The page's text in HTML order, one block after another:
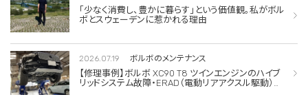
「少なく消費し、豊かに暮らす」という価値観。私がボル
ボとスウェーデンに惹かれる理由
2026.07.19 ボルボのメンテナンス
【修理事例】ボルボ XC90 T8 ツインエンジンのハイブ
リッドシステム故障・ERAD（電動リアアクスル駆動）交